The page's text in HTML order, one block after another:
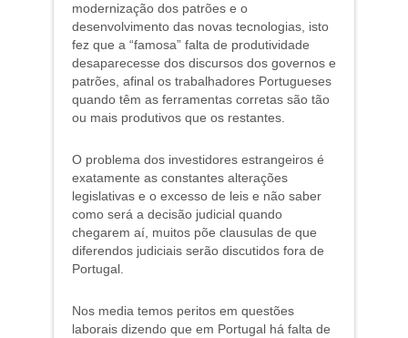
modernização dos patrões e o
desenvolvimento das novas tecnologias, isto
fez que a “famosa” falta de produtividade
desaparecesse dos discursos dos governos e
patrões, afinal os trabalhadores Portugueses
quando têm as ferramentas corretas são tão
ou mais produtivos que os restantes.
O problema dos investidores estrangeiros é
exatamente as constantes alterações
legislativas e o excesso de leis e não saber
como será a decisão judicial quando
chegarem aí, muitos põe clausulas de que
diferendos judiciais serão discutidos fora de
Portugal.
Nos media temos peritos em questões
laborais dizendo que em Portugal há falta de